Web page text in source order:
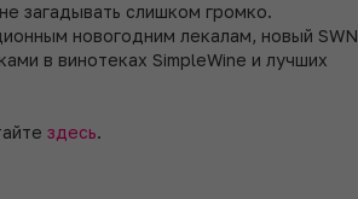
загадывать слишком громко.
новогодним лекалам, новый SWN
в винотеках SimpleWine и лучших
здесь.